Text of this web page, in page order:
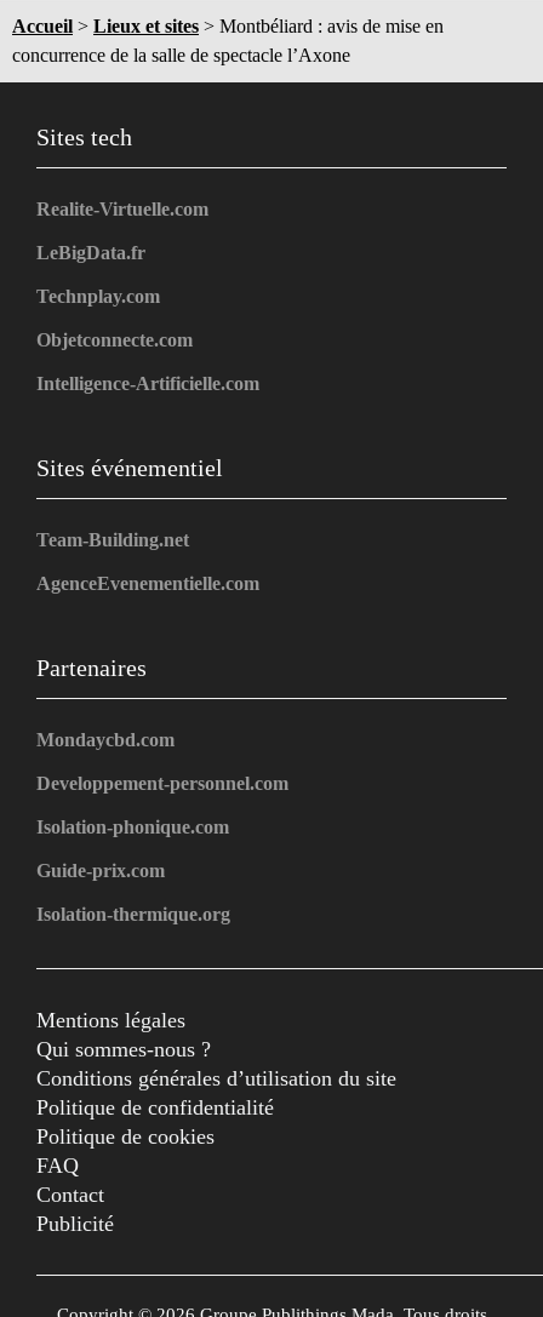
Accueil > Lieux et sites > Montbéliard : avis de mise en
concurrence de la salle de spectacle l’Axone
Sites tech
Realite-Virtuelle.com
LeBigData.fr
Technplay.com
Objetconnecte.com
Intelligence-Artificielle.com
Sites événementiel
Team-Building.net
AgenceEvenementielle.com
Partenaires
Mondaycbd.com
Developpement-personnel.com
Isolation-phonique.com
Guide-prix.com
Isolation-thermique.org
Mentions légales
Qui sommes-nous ?
Conditions générales d’utilisation du site
Politique de confidentialité
Politique de cookies
FAQ
Contact
Publicité